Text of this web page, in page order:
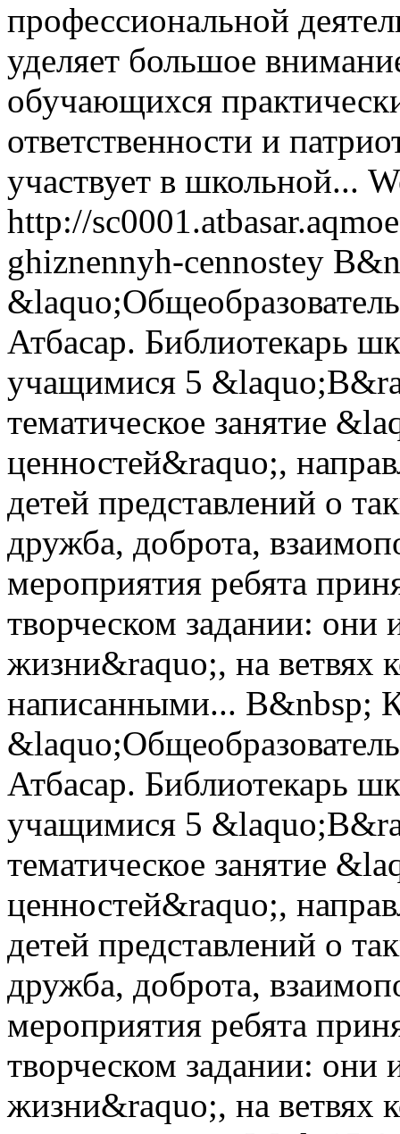
профессиональной
уделяет большое
обучающихся
ответственности и
участвует в школьной...
http://
ghiznennyh-cennostey
Атбасар. Библиотекарь
учащимися 5
тематическое занятие
ценностей&raquo;,
детей представлений о
дружба, доброта,
мероприятия ребята
творческом задании: они
жизни&raquo;, на ветвях
написанными... В&nbsp;
Атбасар. Библиотекарь
учащимися 5
тематическое занятие
ценностей&raquo;,
детей представлений о
дружба, доброта,
мероприятия ребята
творческом задании: они
жизни&raquo;, на ветвях